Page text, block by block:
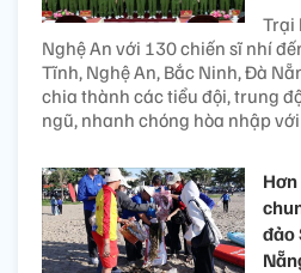
Trại
Nghệ An với 130 chiến sĩ nhí
Tĩnh, Nghệ An, Bắc Ninh, Đà
chia thành các tiểu đội, trung
ngũ, nhanh chóng hòa nhập
đảo